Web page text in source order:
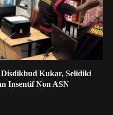
Kukar, Selidiki
Insentif Non ASN